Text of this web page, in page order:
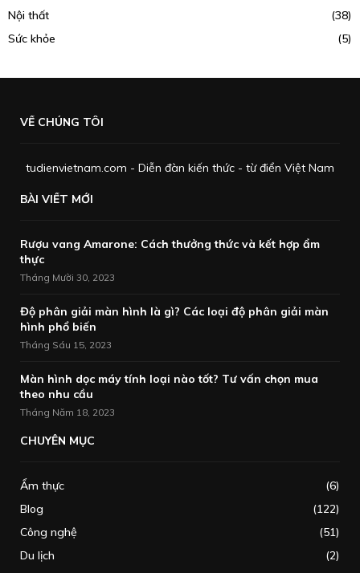
Nội thất
(38)
Sức khỏe
(5)
VỀ CHÚNG TÔI
tudienvietnam.com - Diễn đàn kiến thức - từ điển Việt Nam
BÀI VIẾT MỚI
Rượu vang Amarone: Cách thưởng thức và kết hợp ẩm
thực
Tháng Mười 30, 2023
Độ phân giải màn hình là gì? Các loại độ phân giải màn
hình phổ biến
Tháng Sáu 15, 2023
Màn hình dọc máy tính loại nào tốt? Tư vấn chọn mua
theo nhu cầu
Tháng Năm 18, 2023
CHUYÊN MỤC
Ẩm thực
(6)
Blog
(122)
Công nghệ
(51)
Du lịch
(2)